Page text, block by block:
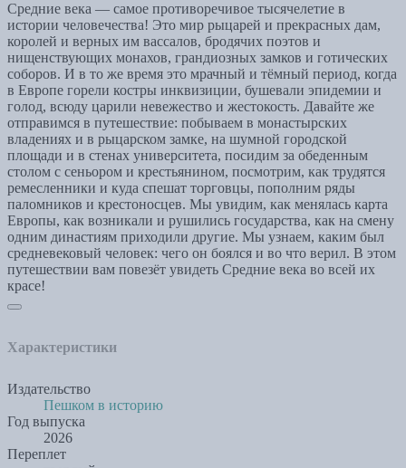
Средние века — самое противоречивое тысячелетие в
истории человечества! Это мир рыцарей и прекрасных дам,
королей и верных им вассалов, бродячих поэтов и
нищенствующих монахов, грандиозных замков и готических
соборов. И в то же время это мрачный и тёмный период, когда
в Европе горели костры инквизиции, бушевали эпидемии и
голод, всюду царили невежество и жестокость. Давайте же
отправимся в путешествие: побываем в монастырских
владениях и в рыцарском замке, на шумной городской
площади и в стенах университета, посидим за обеденным
столом с сеньором и крестьянином, посмотрим, как трудятся
ремесленники и куда спешат торговцы, пополним ряды
паломников и крестоносцев. Мы увидим, как менялась карта
Европы, как возникали и рушились государства, как на смену
одним династиям приходили другие. Мы узнаем, каким был
средневековый человек: чего он боялся и во что верил. В этом
путешествии вам повезёт увидеть Средние века во всей их
красе!
Характеристики
Издательство
Пешком в историю
Год выпуска
2026
Переплет